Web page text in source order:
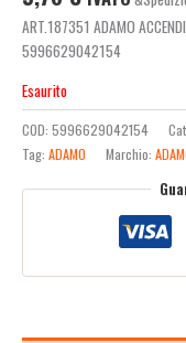
5 su
base di
ART.187351 ADAMO
5996629042154
Esaurito
COD: 5996629042154
Tag: ADAMO Marchio: